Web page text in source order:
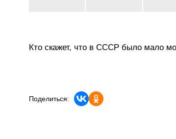
Кто скажет, что в СССР было мало
Поделиться: